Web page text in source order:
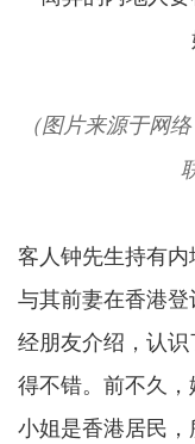
（图片来源于网
客人钟先生持有内
与其前妻在香港
经朋友介绍，认
得不错。前不久
小姐是香港居民